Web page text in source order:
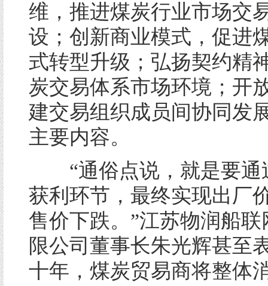
维，推进煤炭行业市场交
设；创新商业模式，促进
式转型升级；弘扬契约精
炭交易体系市场环境；开
建交易组织成员间协同发
主要内容。
“通俗点说，就是要通
获利环节，最终实现出厂
售价下跌。”江苏物润船
限公司董事长朱光辉甚至
十年，煤炭贸易商将整体